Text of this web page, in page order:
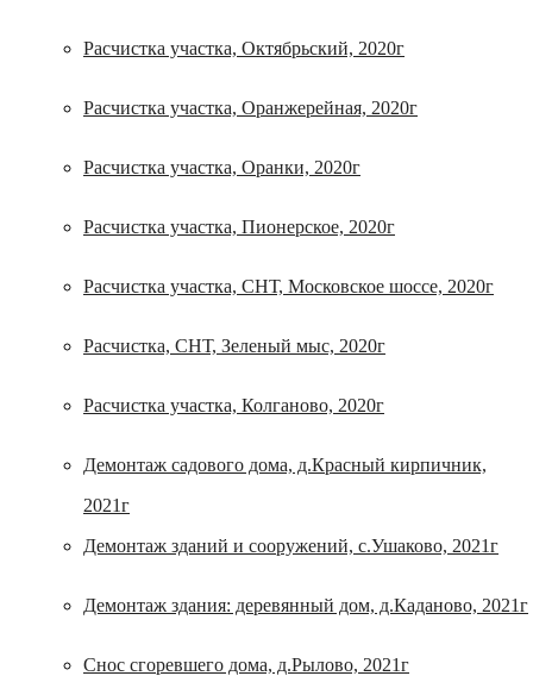
Расчистка участка, Октябрьский, 2020г
Расчистка участка, Оранжерейная, 2020г
Расчистка участка, Оранки, 2020г
Расчистка участка, Пионерское, 2020г
Расчистка участка, СНТ, Московское шоссе, 2020г
Расчистка, СНТ, Зеленый мыс, 2020г
Расчистка участка, Колганово, 2020г
Демонтаж садового дома, д.Красный кирпичник,
2021г
Демонтаж зданий и сооружений, с.Ушаково, 2021г
Демонтаж здания: деревянный дом, д.Каданово, 2021г
Снос сгоревшего дома, д.Рылово, 2021г